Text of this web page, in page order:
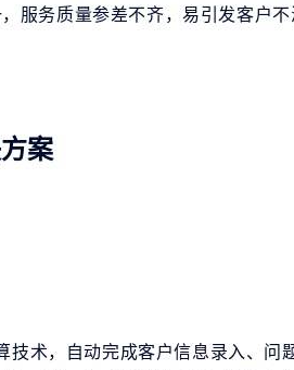
服务质量参差不齐，易引发客户不
案
术，自动完成客户信息录入、问